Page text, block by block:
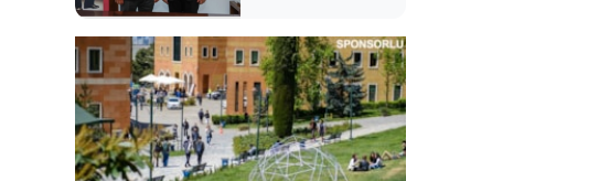
Yeni Parti'ye
katıldı